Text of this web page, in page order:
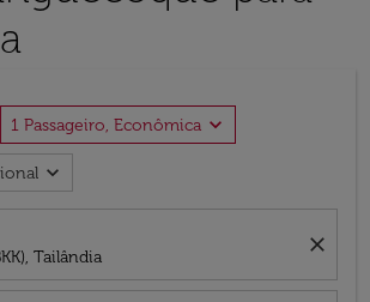
1 Passageiro, Econômica expand_more
expand_more
Tailândia
close